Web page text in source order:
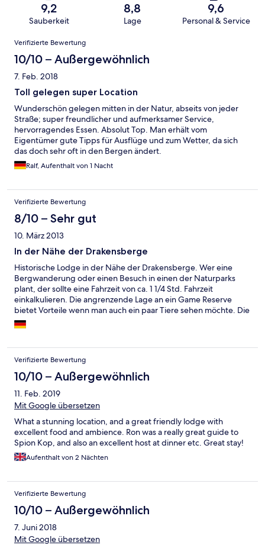
9,2
Sauberkeit
8,8
Lage
9,6
Personal & Service
Bewertungen
Verifizierte Bewertung
10/10 – Außergewöhnlich
7. Feb. 2018
Toll gelegen super Location
Wunderschön gelegen mitten in der Natur, abseits von jeder
Straße; super freundlicher und aufmerksamer Service,
hervorragendes Essen. Absolut Top. Man erhält vom
Eigentümer gute Tipps für Ausflüge und zum Wetter, da sich
das doch sehr oft in den Bergen ändert.
Ralf, Aufenthalt von 1 Nacht
Verifizierte Bewertung
8/10 – Sehr gut
10. März 2013
In der Nähe der Drakensberge
Historische Lodge in der Nähe der Drakensberge. Wer eine
Bergwanderung oder einen Besuch in einen der Naturparks
plant, der sollte eine Fahrzeit von ca. 1 1/4 Std. Fahrzeit
einkalkulieren. Die angrenzende Lage an ein Game Reserve
bietet Vorteile wenn man auch ein paar Tiere sehen möchte. Die
Lodge ist sehr gepflegt, der Service gut, Essen ausgezeichnet.
Die Logde hat eine ehrer familiäre Atmoshäre, kein Hotelfeeling.
Verifizierte Bewertung
10/10 – Außergewöhnlich
11. Feb. 2019
Mit Google übersetzen
What a stunning location, and a great friendly lodge with
excellent food and ambience. Ron was a really great guide to
Spion Kop, and also an excellent host at dinner etc. Great stay!
Aufenthalt von 2 Nächten
Verifizierte Bewertung
10/10 – Außergewöhnlich
7. Juni 2018
Mit Google übersetzen